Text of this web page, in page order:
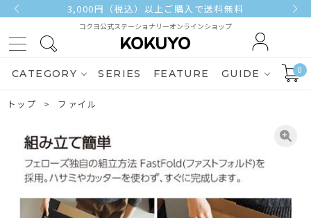
3,000円（税込）以上ご購入で送料無料
コクヨ公式ステーショナリーオンラインショップ
CATEGORY SERIES FEATURE GUIDE 0
トップ ファイル